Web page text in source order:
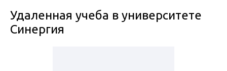
Удаленная учеба в университете
Синергия